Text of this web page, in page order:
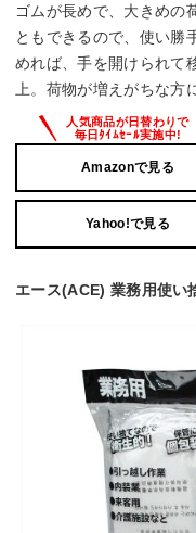
ゴムが長めで、大きめの
ともできるので、使い勝
めれば、手を開けられて
上。荷物が増えがちな方
Amazonで見る
Yahoo!で見る
エース(ACE) 業務用使い